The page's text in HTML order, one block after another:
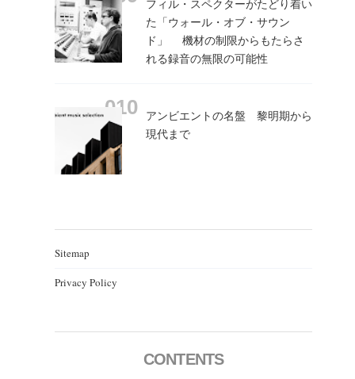
フィル・スペクターがたどり着い
た「ウォール・オブ・サウン
ド」 機材の制限からもたらさ
れる録音の無限の可能性
アンビエントの名盤 黎明期から
現代まで
Sitemap
Privacy Policy
CONTENTS